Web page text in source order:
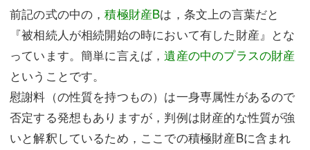
前記の式の中の，積極財産Bは，条文上の言葉だと
『被相続人が相続開始の時において有した財産』とな
っています。簡単に言えば，遺産の中のプラスの財産
ということです。
慰謝料（の性質を持つもの）は一身専属性があるので
否定する発想もありますが，判例は財産的な性質が強
いと解釈しているため，ここでの積極財産Bに含まれ